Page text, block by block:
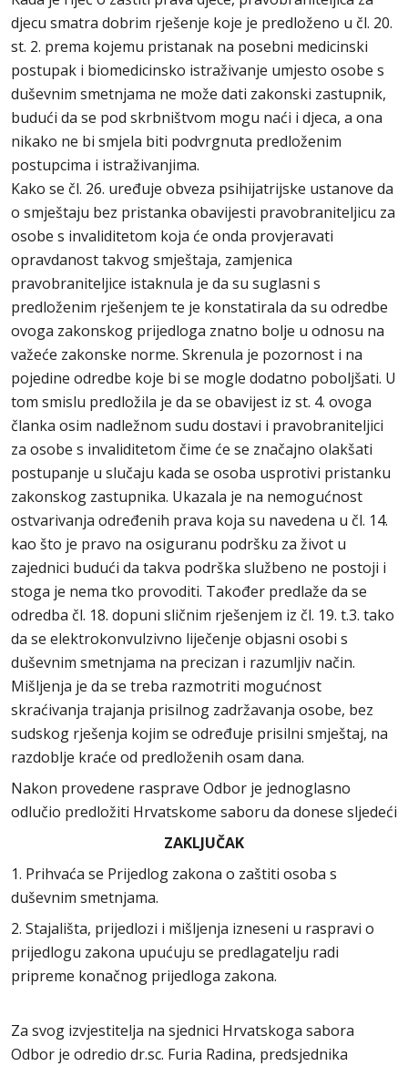
djecu smatra dobrim rješenje koje je predloženo u čl. 20.
st. 2. prema kojemu pristanak na posebni medicinski
postupak i biomedicinsko istraživanje umjesto osobe s
duševnim smetnjama ne može dati zakonski zastupnik,
budući da se pod skrbništvom mogu naći i djeca, a ona
nikako ne bi smjela biti podvrgnuta predloženim
postupcima i istraživanjima.
Kako se čl. 26. uređuje obveza psihijatrijske ustanove da
o smještaju bez pristanka obavijesti pravobraniteljicu za
osobe s invaliditetom koja će onda provjeravati
opravdanost takvog smještaja, zamjenica
pravobraniteljice istaknula je da su suglasni s
predloženim rješenjem te je konstatirala da su odredbe
ovoga zakonskog prijedloga znatno bolje u odnosu na
važeće zakonske norme. Skrenula je pozornost i na
pojedine odredbe koje bi se mogle dodatno poboljšati. U
tom smislu predložila je da se obavijest iz st. 4. ovoga
članka osim nadležnom sudu dostavi i pravobraniteljici
za osobe s invaliditetom čime će se značajno olakšati
postupanje u slučaju kada se osoba usprotivi pristanku
zakonskog zastupnika. Ukazala je na nemogućnost
ostvarivanja određenih prava koja su navedena u čl. 14.
kao što je pravo na osiguranu podršku za život u
zajednici budući da takva podrška službeno ne postoji i
stoga je nema tko provoditi. Također predlaže da se
odredba čl. 18. dopuni sličnim rješenjem iz čl. 19. t.3. tako
da se elektrokonvulzivno liječenje objasni osobi s
duševnim smetnjama na precizan i razumljiv način.
Mišljenja je da se treba razmotriti mogućnost
skraćivanja trajanja prisilnog zadržavanja osobe, bez
sudskog rješenja kojim se određuje prisilni smještaj, na
razdoblje kraće od predloženih osam dana.
Nakon provedene rasprave Odbor je jednoglasno
odlučio predložiti Hrvatskome saboru da donese sljedeći
ZAKLJUČAK
1. Prihvaća se Prijedlog zakona o zaštiti osoba s
duševnim smetnjama.
2. Stajališta, prijedlozi i mišljenja izneseni u raspravi o
prijedlogu zakona upućuju se predlagatelju radi
pripreme konačnog prijedloga zakona.
Za svog izvjestitelja na sjednici Hrvatskoga sabora
Odbor je odredio dr.sc. Furia Radina, predsjednika